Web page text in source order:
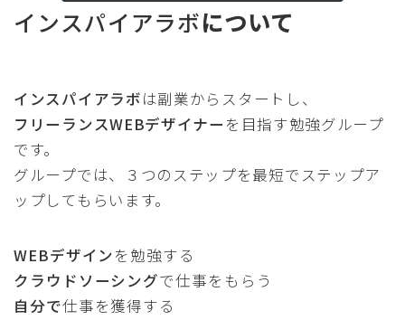
インスパイアラボについて
インスパイアラボは副業からスタートし、
フリーランスWEBデザイナー を目指す勉強グループ
です。
グループでは、３つのステップを最短でステップア
ップしてもらいます。
WEBデザイン を勉強する
クラウドソーシングで仕事をもらう
自分で仕事を獲得する